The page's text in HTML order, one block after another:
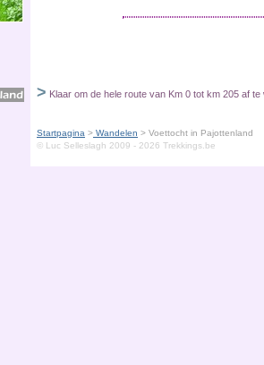
© Luc Selleslagh 2009 - 2026 Trekkings.be
Startpagina > Wandelen > Voettocht in Pajottenland
> Klaar om de hele route van Km 0 tot km 205 af